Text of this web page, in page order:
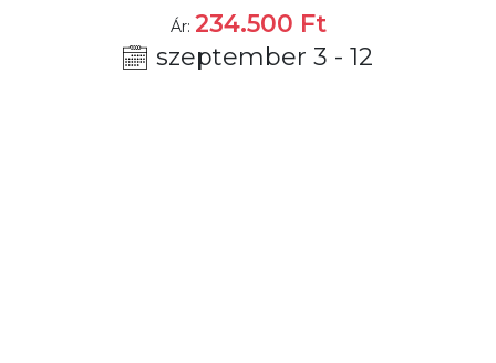
Ár: 234.500 Ft
szeptember 3 - 12